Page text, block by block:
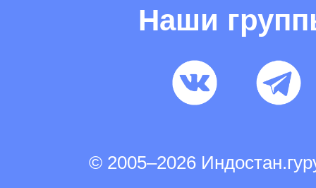
Наши
© 2005–2026